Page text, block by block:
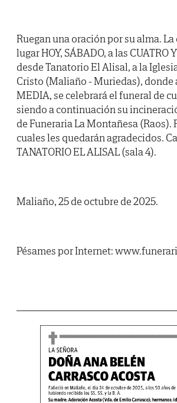
Ruegan una oración por su alma.
lugar HOY, SÁBADO, a las CUATRO
desde Tanatorio El Alisal, a la
Cristo (Maliaño - Muriedas), donde
MEDIA, se celebrará el funeral de
siendo a continuación su
de Funeraria La Montañesa (Raos).
cuales les quedarán agradecidos.
TANATORIO EL ALISAL (sala 4).
Maliaño, 25 de octubre de 2025.
Pésames por Internet: